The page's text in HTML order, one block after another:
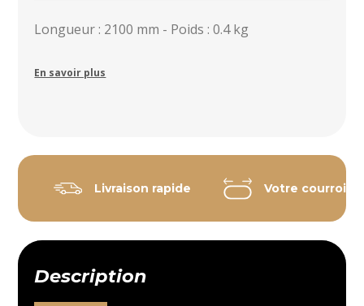
Longueur : 2100 mm - Poids : 0.4 kg
En savoir plus
Livraison rapide Votre courroie
Description